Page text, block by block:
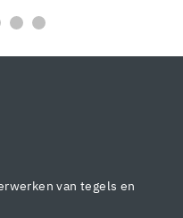
van tegels en